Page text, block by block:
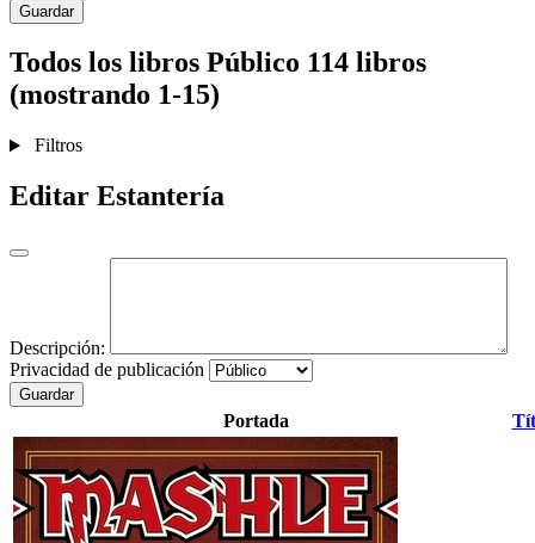
Guardar
Todos los libros Público 114 libros
(mostrando 1-15)
Filtros
Editar Estantería
Descripción:
Privacidad de publicación
Guardar
Portada